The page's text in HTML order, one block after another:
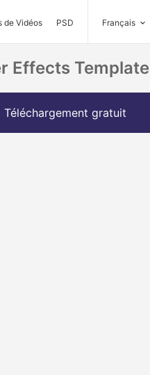
de Vidéos PSD Français
Effects Template
Téléchargement gratuit